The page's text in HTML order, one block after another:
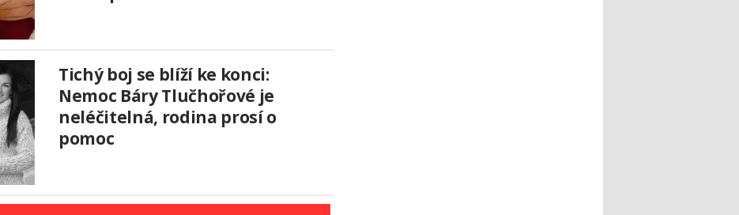
Tichý boj se blíží ke konci:
Nemoc Báry Tlučhořové je
neléčitelná, rodina prosí o
pomoc